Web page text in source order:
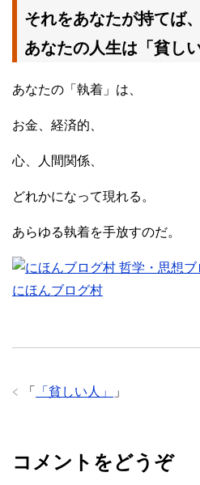
それをあなたが持てば、
あなたの人生は「貧し
あなたの「執着」は、
お金、経済的、
心、人間関係、
どれかになって現れる。
あらゆる執着を手放すのだ。
にほんブログ村
「 「貧しい人」 」
コメントをどうぞ